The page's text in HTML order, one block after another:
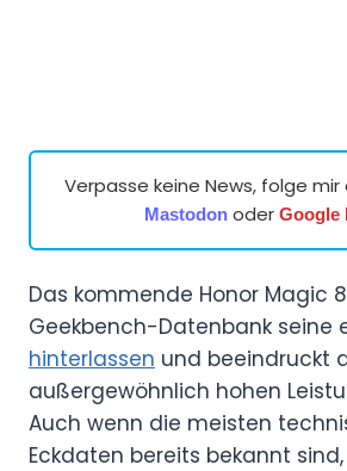
Verpasse keine News, folge mir
Mastodonoder Google
Das kommende Honor Magic
Geekbench-Datenbank seine
hinterlassen und beeindruckt
außergewöhnlich hohen
Auch wenn die meisten
Eckdaten bereits bekannt